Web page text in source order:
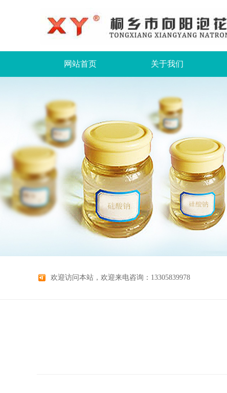
网站首页 关于我们
欢迎访问本站，欢迎来电咨询：13305839978